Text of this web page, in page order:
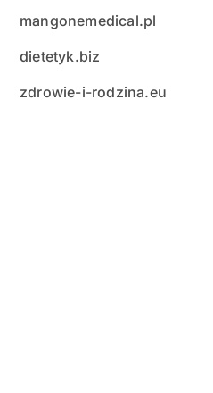
mangonemedical.pl
dietetyk.biz
zdrowie-i-rodzina.eu